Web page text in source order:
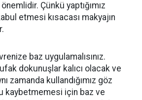
Çünkü yaptığımız
etmesi kısacası makyajın
baz uygulamalısınız.
ufak dokunuşlar kalıcı olacak ve
zamanda kullandığımız göz
kaybetmemesi için baz ve